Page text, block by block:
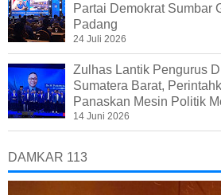
Partai Demokrat Sumbar
Padang
24 Juli 2026
Zulhas Lantik Pengurus
Sumatera Barat,
Panaskan Mesin Politik
14 Juni 2026
DAMKAR 113